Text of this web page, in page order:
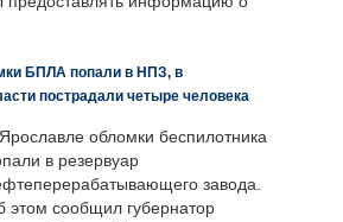
БПЛА попали в НПЗ, в
пострадали четыре человека
обломки беспилотника
в резервуар
завода.
этом сообщил губернатор